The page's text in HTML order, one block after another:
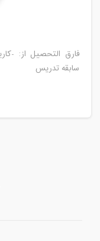
سابقه تدریس